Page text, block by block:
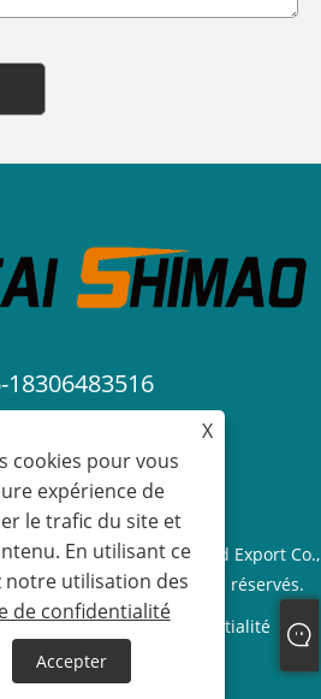
18306483516
Shimao Import and Export Co.,
Food Cart - Tous droits réservés.
XML politique de confidentialité
X
cookies pour vous
expérience de
le trafic du site et
En utilisant ce
notre utilisation des
de confidentialité
Accepter